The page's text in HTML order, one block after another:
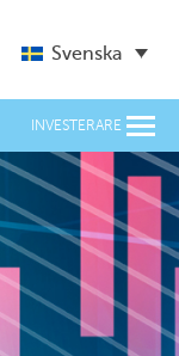
Svenska
INVESTERARE